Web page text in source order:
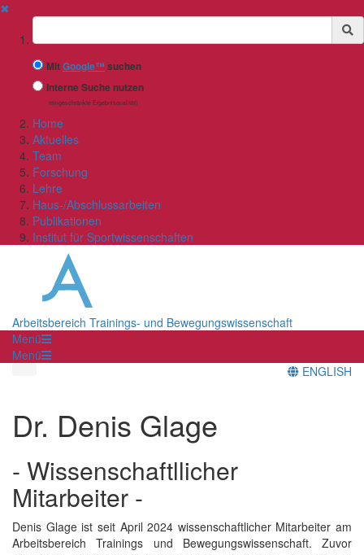
✖
Suchbegriff
MitGoogle™ suchen
Interne Suche nutzen
(eingeschränkte Ergebnisqualität)
Home
Aktuelles
Team
Forschung
Lehre
Haus-/Abschlussarbeiten
Publikationen
Institut für Sportwissenschaften
Arbeitsbereich Trainings- und Bewegungswissenschaft
Menü
Menü
ENGLISH
Dr. Denis Glage
- Wissenschaftllicher
Mitarbeiter -
Denis Glage ist seit April 2024 wissenschaftlicher Mitarbeiter am
Arbeitsbereich Trainings und Bewegungswissenschaft. Zuvor